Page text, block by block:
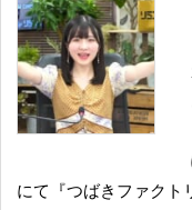
にて『つばきファクト